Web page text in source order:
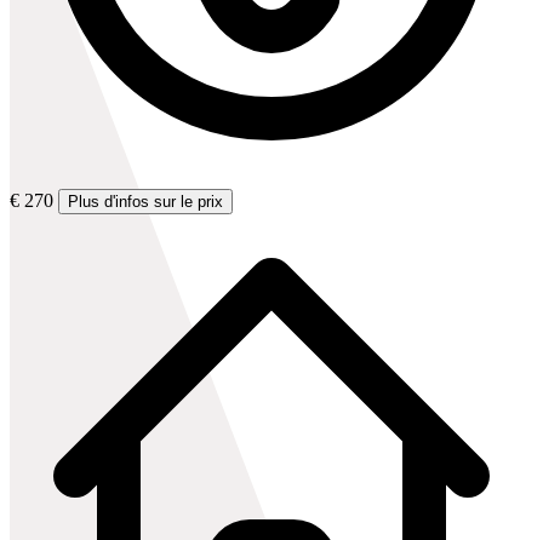
€ 270 Plus d'infos sur le prix